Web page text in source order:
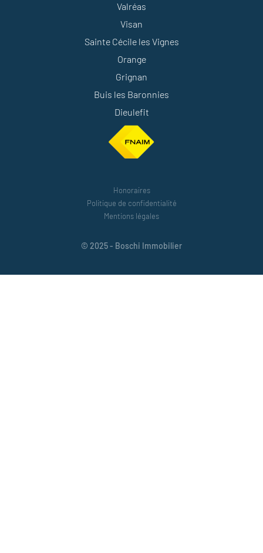
Valréas
Visan
Sainte Cécile les Vignes
Orange
Grignan
Buis les Baronnies
Dieulefit
Honoraires
Politique de confidentialité
Mentions légales
© 2025 - Boschi Immobilier